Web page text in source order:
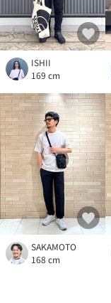
ISHII
169 cm
SAKAMOTO
168 cm